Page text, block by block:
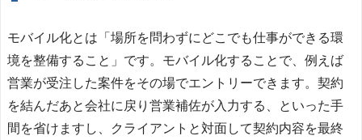
モバイル化とは「場所を問わずにどこでも仕事ができる環
境を整備すること」です。モバイル化することで、例えば
営業が受注した案件をその場でエントリーできます。契約
を結んだあと会社に戻り営業補佐が入力する、といった手
間を省けますし、クライアントと対面して契約内容を最終